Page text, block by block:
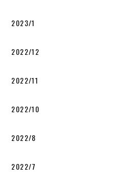
2023/1
2022/12
2022/11
2022/10
2022/8
2022/7